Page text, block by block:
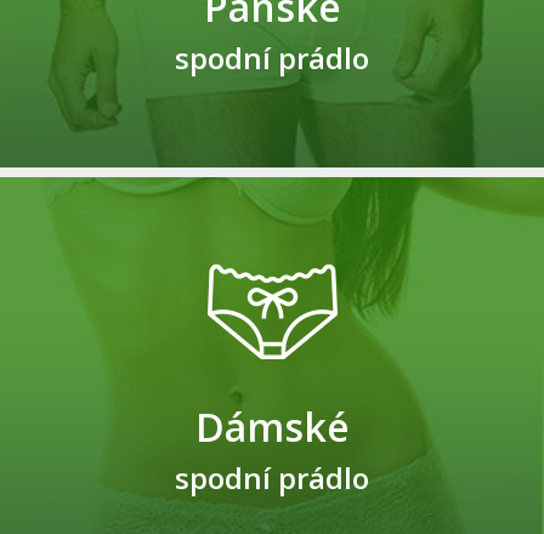
spodní prádlo
Dámské
spodní prádlo